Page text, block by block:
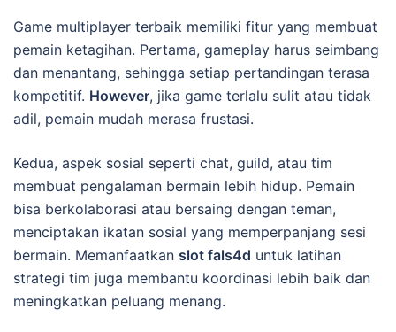
Game multiplayer terbaik memiliki fitur yang membuat
pemain ketagihan. Pertama, gameplay harus seimbang
dan menantang, sehingga setiap pertandingan terasa
kompetitif. However, jika game terlalu sulit atau tidak
adil, pemain mudah merasa frustasi.
Kedua, aspek sosial seperti chat, guild, atau tim
membuat pengalaman bermain lebih hidup. Pemain
bisa berkolaborasi atau bersaing dengan teman,
menciptakan ikatan sosial yang memperpanjang sesi
bermain. Memanfaatkan slot fals4d untuk latihan
strategi tim juga membantu koordinasi lebih baik dan
meningkatkan peluang menang.